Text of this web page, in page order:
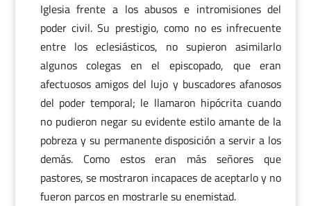
Iglesia frente a los abusos e intromisiones del
poder civil. Su prestigio, como no es infrecuente
entre los eclesiásticos, no supieron asimilarlo
algunos colegas en el episcopado, que eran
afectuosos amigos del lujo y buscadores afanosos
del poder temporal; le llamaron hipócrita cuando
no pudieron negar su evidente estilo amante de la
pobreza y su permanente disposición a servir a los
demás. Como estos eran más señores que
pastores, se mostraron incapaces de aceptarlo y no
fueron parcos en mostrarle su enemistad.